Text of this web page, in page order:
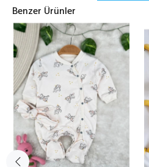
Benzer Ürünler